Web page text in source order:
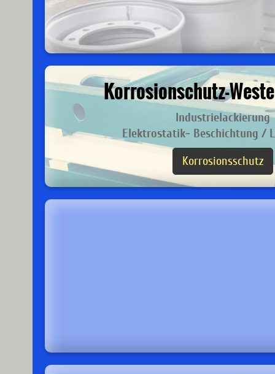
Korrosionschutz-
Industrielackierung
Elektrostatik- Beschichtung /
Korrosionsschutz